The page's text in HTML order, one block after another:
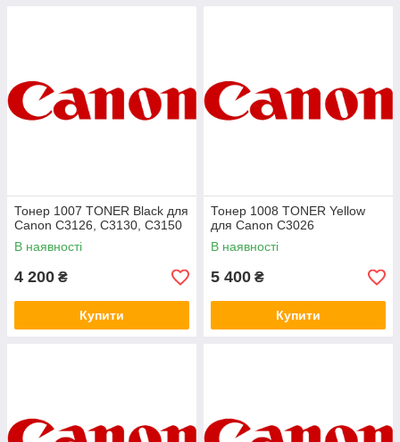
Тонер 1007 TONER Black для
Canon C3126, C3130, C3150
В наявності
4 200 ₴
Купити
Тонер 1008 TONER Yellow
для Canon C3026
В наявності
5 400 ₴
Купити